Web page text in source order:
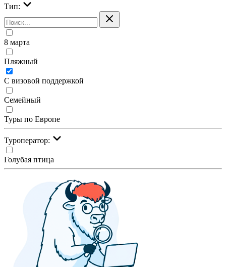
Тип:
8 марта
Пляжный
С визовой поддержкой
Семейный
Туры по Европе
Туроператор:
Голубая птица